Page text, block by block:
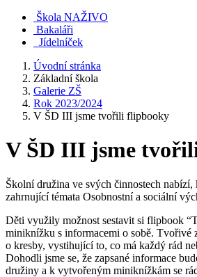
Škola NAŽIVO
Bakaláři
Jídelníček
Úvodní stránka
Základní škola
Galerie ZŠ
Rok 2023/2024
V ŠD III jsme tvořili flipbooky
V ŠD III jsme
Školní družina ve svých činnostech
zahrnující témata Osobnostní a sociální
Děti využily možnost sestavit si flipbook
miniknížku s informacemi o sobě. Tvořivé
o kresby, vystihující to, co má každý rád
Dohodli jsme se, že zapsané informace
družiny a k vytvořeným miniknížkám se